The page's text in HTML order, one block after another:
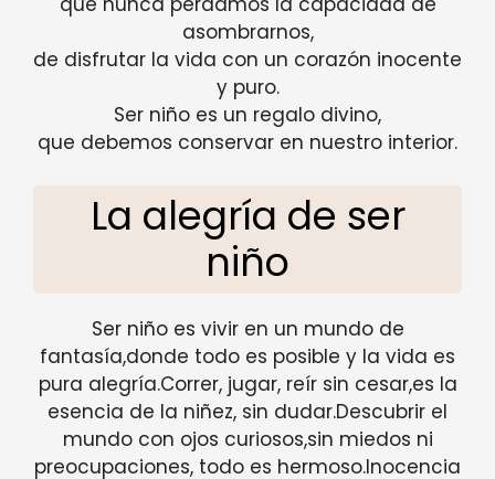
asombrarnos,
de disfrutar la vida con un corazón inocente
y puro.
Ser niño es un regalo divino,
que debemos conservar en nuestro interior.
La alegría de ser
niño
Ser niño es vivir en un mundo de
fantasía,donde todo es posible y la vida es
pura alegría.Correr, jugar, reír sin cesar,es la
esencia de la niñez, sin dudar.Descubrir el
mundo con ojos curiosos,sin miedos ni
preocupaciones, todo es hermoso.Inocencia